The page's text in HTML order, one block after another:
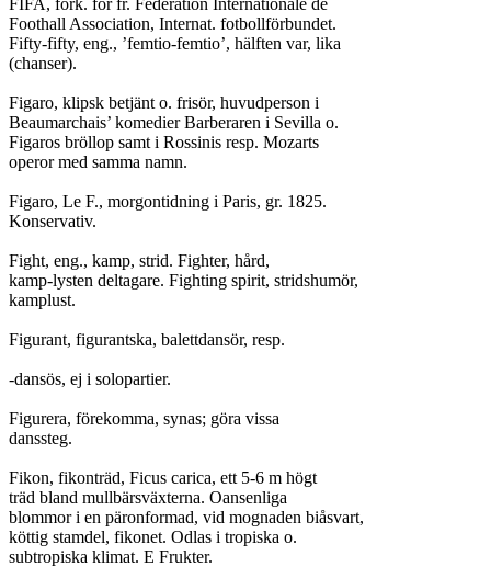
FIFA, förk. för fr. Federation Internationale de
Foothall Association, Internat. fotbollförbundet.
Fifty-fifty, eng., ’femtio-femtio’, hälften var, lika
(chanser).
Figaro, klipsk betjänt o. frisör, huvudperson i
Beaumarchais’ komedier Barberaren i Sevilla o.
Figaros bröllop samt i Rossinis resp. Mozarts
operor med samma namn.
Figaro, Le F., morgontidning i Paris, gr. 1825.
Konservativ.
Fight, eng., kamp, strid. Fighter, hård,
kamp-lysten deltagare. Fighting spirit, stridshumör,
kamplust.
Figurant, figurantska, balettdansör, resp.
-dansös, ej i solopartier.
Figurera, förekomma, synas; göra vissa
danssteg.
Fikon, fikonträd, Ficus carica, ett 5-6 m högt
träd bland mullbärsväxterna. Oansenliga
blommor i en päronformad, vid mognaden biåsvart,
köttig stamdel, fikonet. Odlas i tropiska o.
subtropiska klimat. E Frukter.